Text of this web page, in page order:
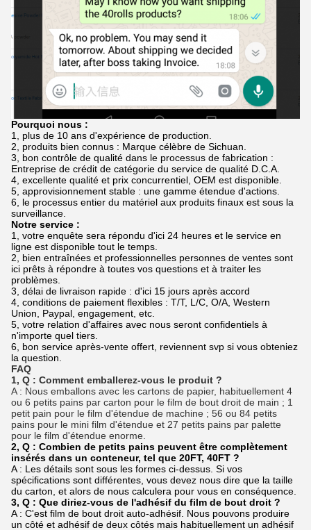
Pourquoi nous :
1, plus de 10 ans d'expérience de production.
2, produits bien connus : Marque célèbre de Sichuan.
3, bon contrôle de qualité dans le processus de fabrication :
Entreprise de crédit de catégorie du service de qualité D.C.A.
4, excellente qualité et prix concurrentiel, OEM est disponible.
5, approvisionnement stable : une gamme étendue d'actions.
6, le processus entier du matériel aux produits finaux est sous la
surveillance.
Notre service :
1, votre enquête sera répondu d'ici 24 heures et le service en
ligne est disponible tout le temps.
2, bien entraînées et professionnelles personnes de ventes sont
ici prêts à répondre à toutes vos questions et à traiter les
problèmes.
3, délai de livraison rapide : d'ici 15 jours après accord
4, conditions de paiement flexibles : T/T, L/C, O/A, Western
Union, Paypal, engagement, etc.
5, votre relation d'affaires avec nous seront confidentiels à
n'importe quel tiers.
6, bon service après-vente offert, reviennent svp si vous obteniez
la question.
FAQ
1, Q : Comment emballerez-vous le produit ?
A : Nous emballons avec les cartons de papier, habituellement 4
ou 6 petits pains par carton pour le film de bout droit de main ; 1
petit pain pour le film d'étendue de machine ; 56 ou 84 petits
pains pour le mini film d'étendue et 27 petits pains par palette
pour le film d'étendue enorme.
2, Q : Combien de petits pains peuvent être complètement
insérés dans un conteneur, tel que 20FT, 40FT ?
A : Les détails sont sous les formes ci-dessus. Si vos
spécifications sont différentes, vous devez nous dire que la taille
du carton, et alors de nous calculera pour vous en conséquence.
3, Q : Que diriez-vous de l'adhésif du film de bout droit ?
A : C'est film de bout droit auto-adhésif. Nous pouvons produire
un côté et adhésif de deux côtés mais habituellement un adhésif